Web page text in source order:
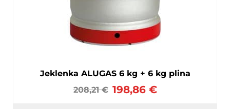
Jeklenka ALUGAS 6 kg + 6 kg plina
208,21€ 198,86€